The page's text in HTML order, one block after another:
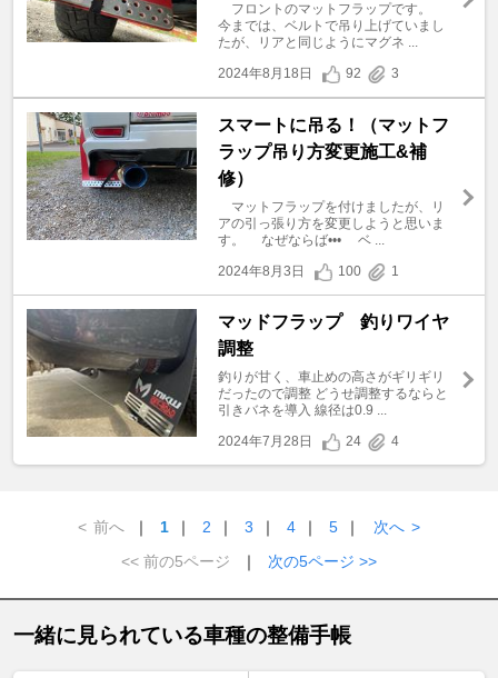
フロントのマットフラップです。
今までは、ベルトで吊り上げていまし
たが、リアと同じようにマグネ ...
2024年8月18日
92 3
スマートに吊る！（マットフ
ラップ吊り方変更施工&補
修）
マットフラップを付けましたが、リ
アの引っ張り方を変更しようと思いま
す。 なぜならば••• ベ ...
2024年8月3日
100 1
マッドフラップ 釣りワイヤ
調整
釣りが甘く、車止めの高さがギリギリ
だったので調整 どうせ調整するならと
引きバネを導入 線径は0.9 ...
2024年7月28日
24 4
< 前へ ｜ 1 ｜ 2 ｜ 3 ｜ 4 ｜ 5 ｜ 次へ >
<< 前の5ページ
｜ 次の5ページ >>
一緒に見られている車種の整備手帳